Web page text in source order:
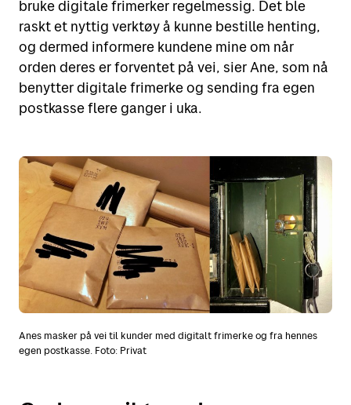
bruke digitale frimerker regelmessig. Det ble
raskt et nyttig verktøy å kunne bestille henting,
og dermed informere kundene mine om når
orden deres er forventet på vei, sier Ane, som nå
benytter digitale frimerke og sending fra egen
postkasse flere ganger i uka.
Anes masker på vei til kunder med digitalt frimerke og fra hennes
egen postkasse. Foto: Privat